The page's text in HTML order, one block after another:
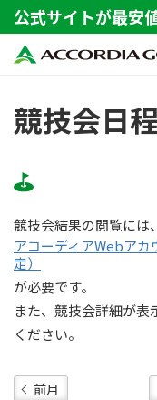
公式サイトが最安
競技会日程
競技会結果の閲覧には、
アコーディアWebア
定）
が必要です。
また、競技会詳細が
ください。
前月